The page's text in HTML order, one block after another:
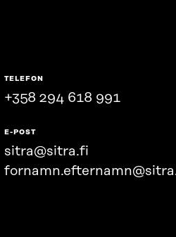
TELEFON
+358 294 618 991
E-POST
sitra@sitra.fi